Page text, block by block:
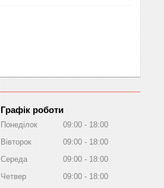
Графік роботи
Понеділок 09:00
18:00
Вівторок
09:00
18:00
Середа
09:00
18:00
Четвер
09:00
18:00